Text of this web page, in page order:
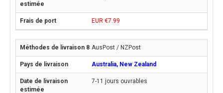
EUR €7.99
AusPost / NZPost
Australia, New Zealand
7-11 jours ouvrables